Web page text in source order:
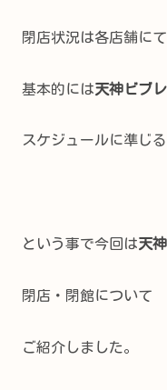
閉店状況は各店舗に
基本的には天神ビブレ
スケジュールに準じる
という事で今回は天
閉店・閉館について
ご紹介しました。